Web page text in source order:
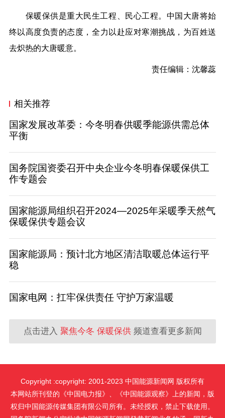
保暖保供是重大民生工程、民心工程。中国大唐将始
终以高度负责的态度， 全力以赴应对寒潮挑战，为百姓送
去炽热的大唐暖意。
责任编辑：沈馨蕊
相关推荐
国家发展改革委：今冬明春供暖季能源供需总体
平衡
国务院国资委召开中央企业今冬明春保暖保供工
作专题会
国家能源局组织召开2024—2025年采暖季天然气
保暖保供专题会议
国家能源局：预计北方地区清洁取暖总体运行平
稳
国家电网：扛牢保供责任 守护万家温暖
点击进入 聚焦今冬 保暖保供频道查看更多新闻
Copyright :copyright: 2001-2023 中国能源新闻网 版权所有
本网站所刊登的《中国电力报》、《中国能源观察》上的新闻，版
权归中国能源传媒集团有限公司所有。未经授权，禁止下载使用。